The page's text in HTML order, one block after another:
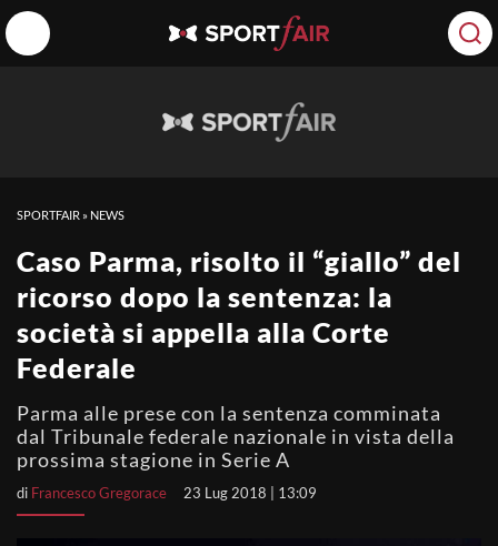
SPORTFAIR » NEWS
Caso Parma, risolto il “giallo” del
ricorso dopo la sentenza: la
società si appella alla Corte
Federale
Parma alle prese con la sentenza comminata
dal Tribunale federale nazionale in vista della
prossima stagione in Serie A
di Francesco Gregorace 23 Lug 2018 | 13:09